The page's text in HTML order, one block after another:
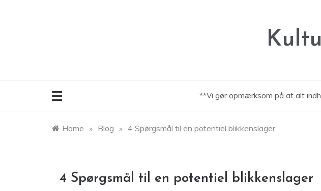
**Vi gør opmærksom på at alt
Home » Blog » 4 Spørgsmål til en potentiel blikkenslager
4 Spørgsmål til en potentiel blikkenslager